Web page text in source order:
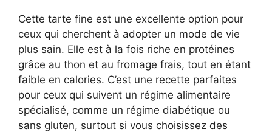
Cette tarte fine est une excellente option pour
ceux qui cherchent à adopter un mode de vie
plus sain. Elle est à la fois riche en protéines
grâce au thon et au fromage frais, tout en étant
faible en calories. C’est une recette parfaites
pour ceux qui suivent un régime alimentaire
spécialisé, comme un régime diabétique ou
sans gluten, surtout si vous choisissez des